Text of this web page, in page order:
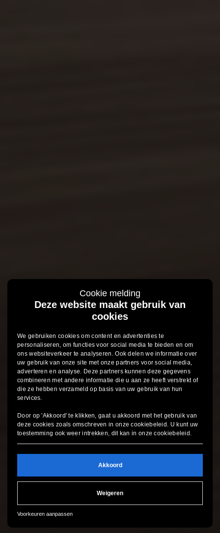
Cookie melding
Deze website maakt gebruik van
cookies
We gebruiken cookies om content en advertenties te
personaliseren, om functies voor social media te bieden en om
ons websiteverkeer te analyseren. Ook delen we informatie over
uw gebruik van onze site met onze partners voor social media,
adverteren en analyse. Deze partners kunnen deze gegevens
combineren met andere informatie die u aan ze heeft verstrekt of
die ze hebben verzameld op basis van uw gebruik van hun
services.
Door op 'Akkoord' te klikken, gaat u akkoord met het gebruik van
deze cookies zoals omschreven in onzecookiebeleid . U kunt uw
toestemming ook weer intrekken, dit kan in onzecookiebeleid .
Akkoord
Weigeren
Voorkeuren aanpassen